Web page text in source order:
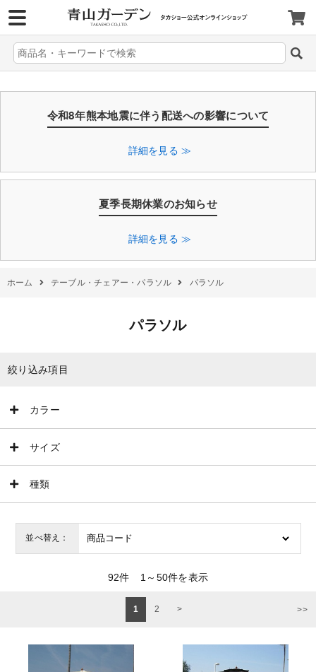
令和8年熊本地震に伴う配送への影響について
詳細を見る ≫
夏季長期休業のお知らせ
詳細を見る ≫
パラソル
絞り込み項目
カラー
サイズ
種類
並べ替え：
92件 1～50件を表示
1 2 > >>
ホーム テーブル・チェアー・パラソル パラソル